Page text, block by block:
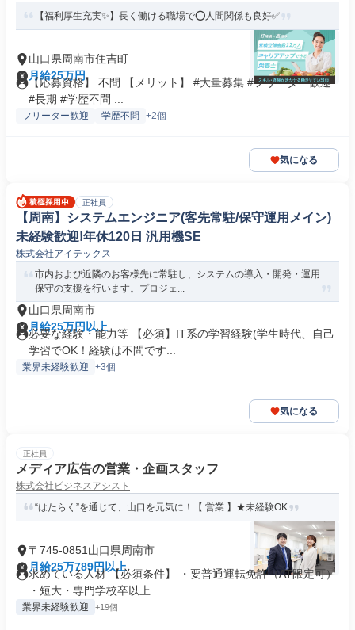
【福利厚生充実✨】長く働ける職場で⭕️人間関係も良好✅️
山口県周南市住吉町
月給25万円
【応募資格】 不問 【メリット】 #大量募集 #フリーター歓迎
#長期 #学歴不問 ...
フリーター歓迎 学歴不問 +2個
気になる
正社員
【周南】システムエンジニア(客先常駐/保守運用メイン)
未経験歓迎!年休120日 汎用機SE
株式会社アイテックス
市内および近隣のお客様先に常駐し、システムの導入・開発・運用
保守の支援を行います。プロジェ...
山口県周南市
月給25万円以上
必要な経験・能力等 【必須】IT系の学習経験(学生時代、自己
学習でOK！経験は不問です...
業界未経験歓迎 +3個
気になる
正社員
メディア広告の営業・企画スタッフ
株式会社ビジネスアシスト
“はたらく”を通じて、山口を元気に！【 営業 】★未経験OK
〒745-0851山口県周南市
月給25万789円以上
求めている人材 【必須条件】 ・要普通運転免許（AT限定可）
・短大・専門学校卒以上 ...
業界未経験歓迎 +19個